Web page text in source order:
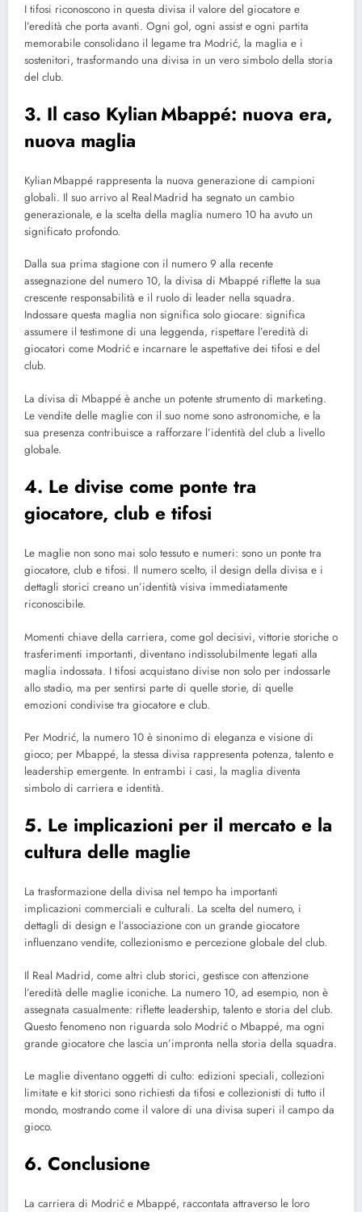
I tifosi riconoscono in questa divisa il valore del giocatore e
l’eredità che porta avanti. Ogni gol, ogni assist e ogni partita
memorabile consolidano il legame tra Modrić, la maglia e i
sostenitori, trasformando una divisa in un vero simbolo della storia
del club.
3. Il caso Kylian Mbappé: nuova era,
nuova maglia
Kylian Mbappé rappresenta la nuova generazione di campioni
globali. Il suo arrivo al Real Madrid ha segnato un cambio
generazionale, e la scelta della maglia numero 10 ha avuto un
significato profondo.
Dalla sua prima stagione con il numero 9 alla recente
assegnazione del numero 10, la divisa di Mbappé riflette la sua
crescente responsabilità e il ruolo di leader nella squadra.
Indossare questa maglia non significa solo giocare: significa
assumere il testimone di una leggenda, rispettare l’eredità di
giocatori come Modrić e incarnare le aspettative dei tifosi e del
club.
La divisa di Mbappé è anche un potente strumento di marketing.
Le vendite delle maglie con il suo nome sono astronomiche, e la
sua presenza contribuisce a rafforzare l’identità del club a livello
globale.
4. Le divise come ponte tra
giocatore, club e tifosi
Le maglie non sono mai solo tessuto e numeri: sono un ponte tra
giocatore, club e tifosi. Il numero scelto, il design della divisa e i
dettagli storici creano un’identità visiva immediatamente
riconoscibile.
Momenti chiave della carriera, come gol decisivi, vittorie storiche o
trasferimenti importanti, diventano indissolubilmente legati alla
maglia indossata. I tifosi acquistano divise non solo per indossarle
allo stadio, ma per sentirsi parte di quelle storie, di quelle
emozioni condivise tra giocatore e club.
Per Modrić, la numero 10 è sinonimo di eleganza e visione di
gioco; per Mbappé, la stessa divisa rappresenta potenza, talento e
leadership emergente. In entrambi i casi, la maglia diventa
simbolo di carriera e identità.
5. Le implicazioni per il mercato e la
cultura delle maglie
La trasformazione della divisa nel tempo ha importanti
implicazioni commerciali e culturali. La scelta del numero, i
dettagli di design e l’associazione con un grande giocatore
influenzano vendite, collezionismo e percezione globale del club.
Il Real Madrid, come altri club storici, gestisce con attenzione
l’eredità delle maglie iconiche. La numero 10, ad esempio, non è
assegnata casualmente: riflette leadership, talento e storia del club.
Questo fenomeno non riguarda solo Modrić o Mbappé, ma ogni
grande giocatore che lascia un’impronta nella storia della squadra.
Le maglie diventano oggetti di culto: edizioni speciali, collezioni
limitate e kit storici sono richiesti da tifosi e collezionisti di tutto il
mondo, mostrando come il valore di una divisa superi il campo da
gioco.
6. Conclusione
La carriera di Modrić e Mbappé, raccontata attraverso le loro